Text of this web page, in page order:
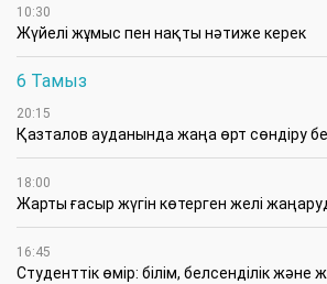
10:30
Жүйелі жұмыс пен нақты нәтиже керек
6 Тамыз
20:15
Қазталов ауданында жаңа өрт сөндіру
18:00
Жарты ғасыр жүгін көтерген желі
16:45
Студенттік өмір: білім, белсенділік және